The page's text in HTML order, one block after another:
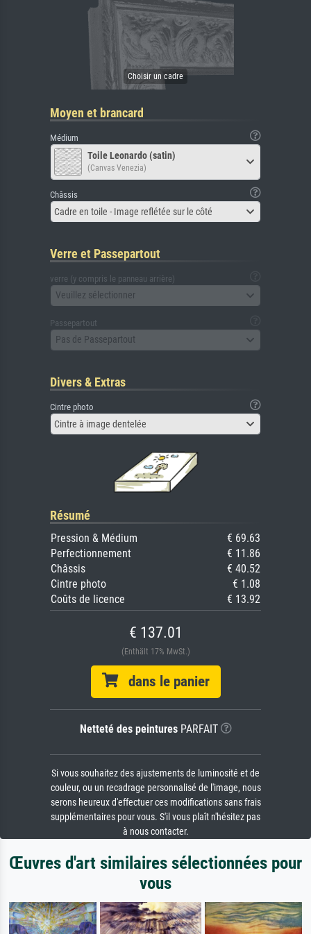
Moyen et brancard
Médium
Toile Leonardo (satin)
(Canvas Venezia)
Châssis
Cadre en toile - Image reflétée sur le côté
Verre et Passepartout
verre (y compris le panneau arrière)
Veuillez sélectionner
Passepartout
Pas de Passepartout
Divers & Extras
Cintre photo
Cintre à image dentelée
Résumé
Pression & Médium
€ 69.63
Perfectionnement
€ 11.86
Châssis
€ 40.52
Cintre photo
€ 1.08
Coûts de licence
€ 13.92
€ 137.01
(Enthält 17% MwSt.)
dans le panier
Netteté des peinturesPARFAIT
Si vous souhaitez des ajustements de luminosité et de
couleur, ou un recadrage personnalisé de l'image, nous
serons heureux d'effectuer ces modifications sans frais
supplémentaires pour vous. S'il vous plaît n'hésitez pas
à nous contacter.
Œuvres d'art similaires sélectionnées pour
vous